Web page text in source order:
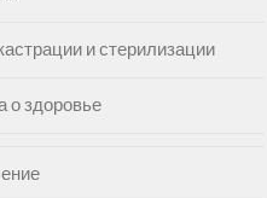
и стерилизации
о здоровье